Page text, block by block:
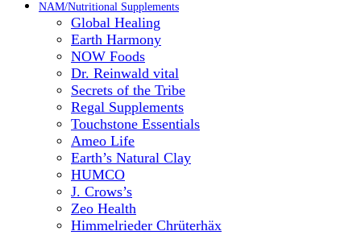
NAM/Nutritional Supplements
Global Healing
Earth Harmony
NOW Foods
Dr. Reinwald vital
Secrets of the Tribe
Regal Supplements
Touchstone Essentials
Ameo Life
Earth’s Natural Clay
HUMCO
J. Crows’s
Zeo Health
Himmelrieder Chrüterhäx